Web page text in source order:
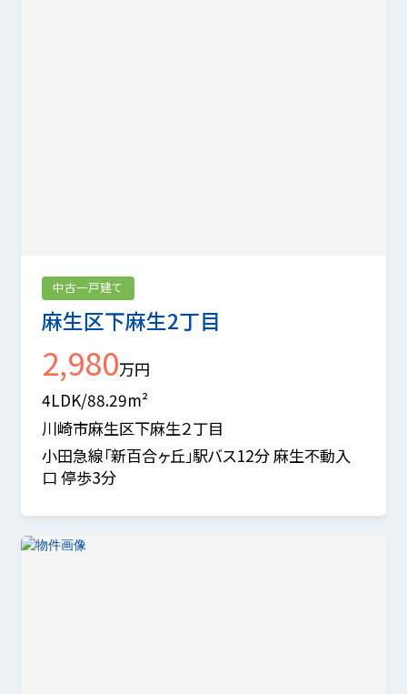
麻生区下麻生2丁目
中古一戸建て
2,980万円
4LDK/88.29m²
川崎市麻生区下麻生２丁目
小田急線「新百合ヶ丘」駅バス12分 麻生不動入
口 停歩3分